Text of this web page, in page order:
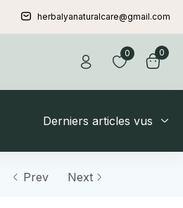
herbalyanaturalcare@gmail.com
0 0
Derniers articles vus
Prev Next